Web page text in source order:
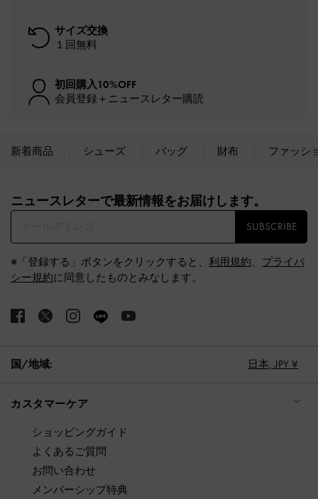
サイズ交換
１回無料
初回購入10%OFF
会員登録＋ニュースレター購読
新着商品 シューズ バッグ 財布 ファッシ
ニュースレターで最新情報をお届けします。​
SUBSCRIBE
※「登録する」ボタンをクリックすると、 利用規約、 プライバ
シー規約に同意したものとみなします。
国/地域: 日本, JPY ¥
カスタマーケア
ショッピングガイド
よくあるご質問
お問い合わせ
メンバーシップ特典